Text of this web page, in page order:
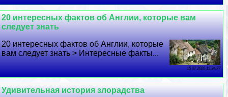
20 интересных фактов об Англии, которые вам
следует знать
20 интересных фактов об Англии, которые
вам следует знать > Интересные факты...
15 07 2026 15:34:37
Удивительная история злорадства